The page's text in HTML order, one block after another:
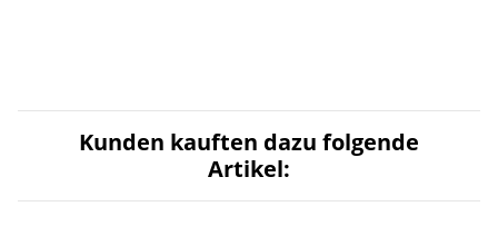
Kunden kauften dazu folgende
Artikel: